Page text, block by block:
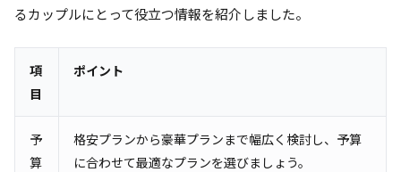
るカップルにとって役立つ情報を紹介しました。
項
目
ポイント
予
算
格安プランから豪華プランまで幅広く検討し、予算
に合わせて最適なプランを選びましょう。